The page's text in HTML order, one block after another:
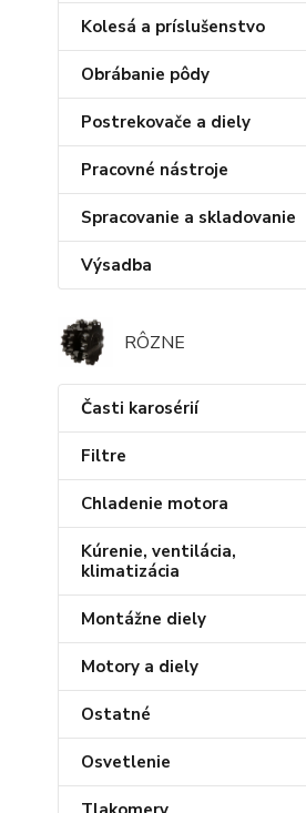
Kolesá a príslušenstvo
Obrábanie pôdy
Postrekovače a diely
Pracovné nástroje
Spracovanie a skladovanie
Výsadba
RÔZNE
Časti karosérií
Filtre
Chladenie motora
Kúrenie, ventilácia,
klimatizácia
Montážne diely
Motory a diely
Ostatné
Osvetlenie